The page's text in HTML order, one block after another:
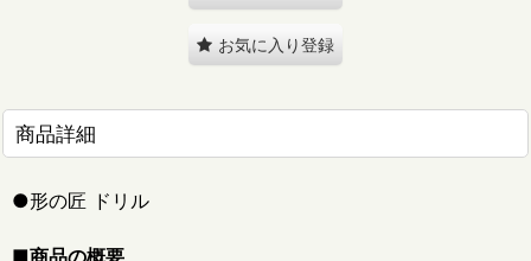
お気に入り登録
商品詳細
●形の匠 ドリル